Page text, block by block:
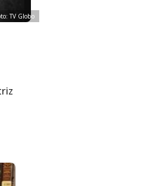
TV Globo